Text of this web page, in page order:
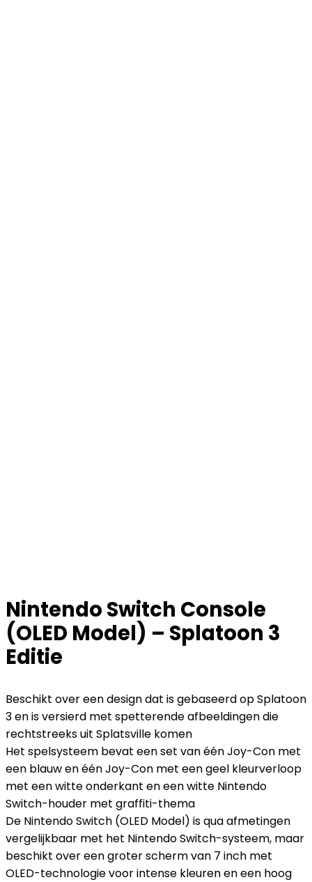
Nintendo Switch Console
(OLED Model) – Splatoon 3
Editie
Beschikt over een design dat is gebaseerd op Splatoon
3 en is versierd met spetterende afbeeldingen die
rechtstreeks uit Splatsville komen
Het spelsysteem bevat een set van één Joy-Con met
een blauw en één Joy-Con met een geel kleurverloop
met een witte onderkant en een witte Nintendo
Switch-houder met graffiti-thema
De Nintendo Switch (OLED Model) is qua afmetingen
vergelijkbaar met het Nintendo Switch-systeem, maar
beschikt over een groter scherm van 7 inch met
OLED-technologie voor intense kleuren en een hoog